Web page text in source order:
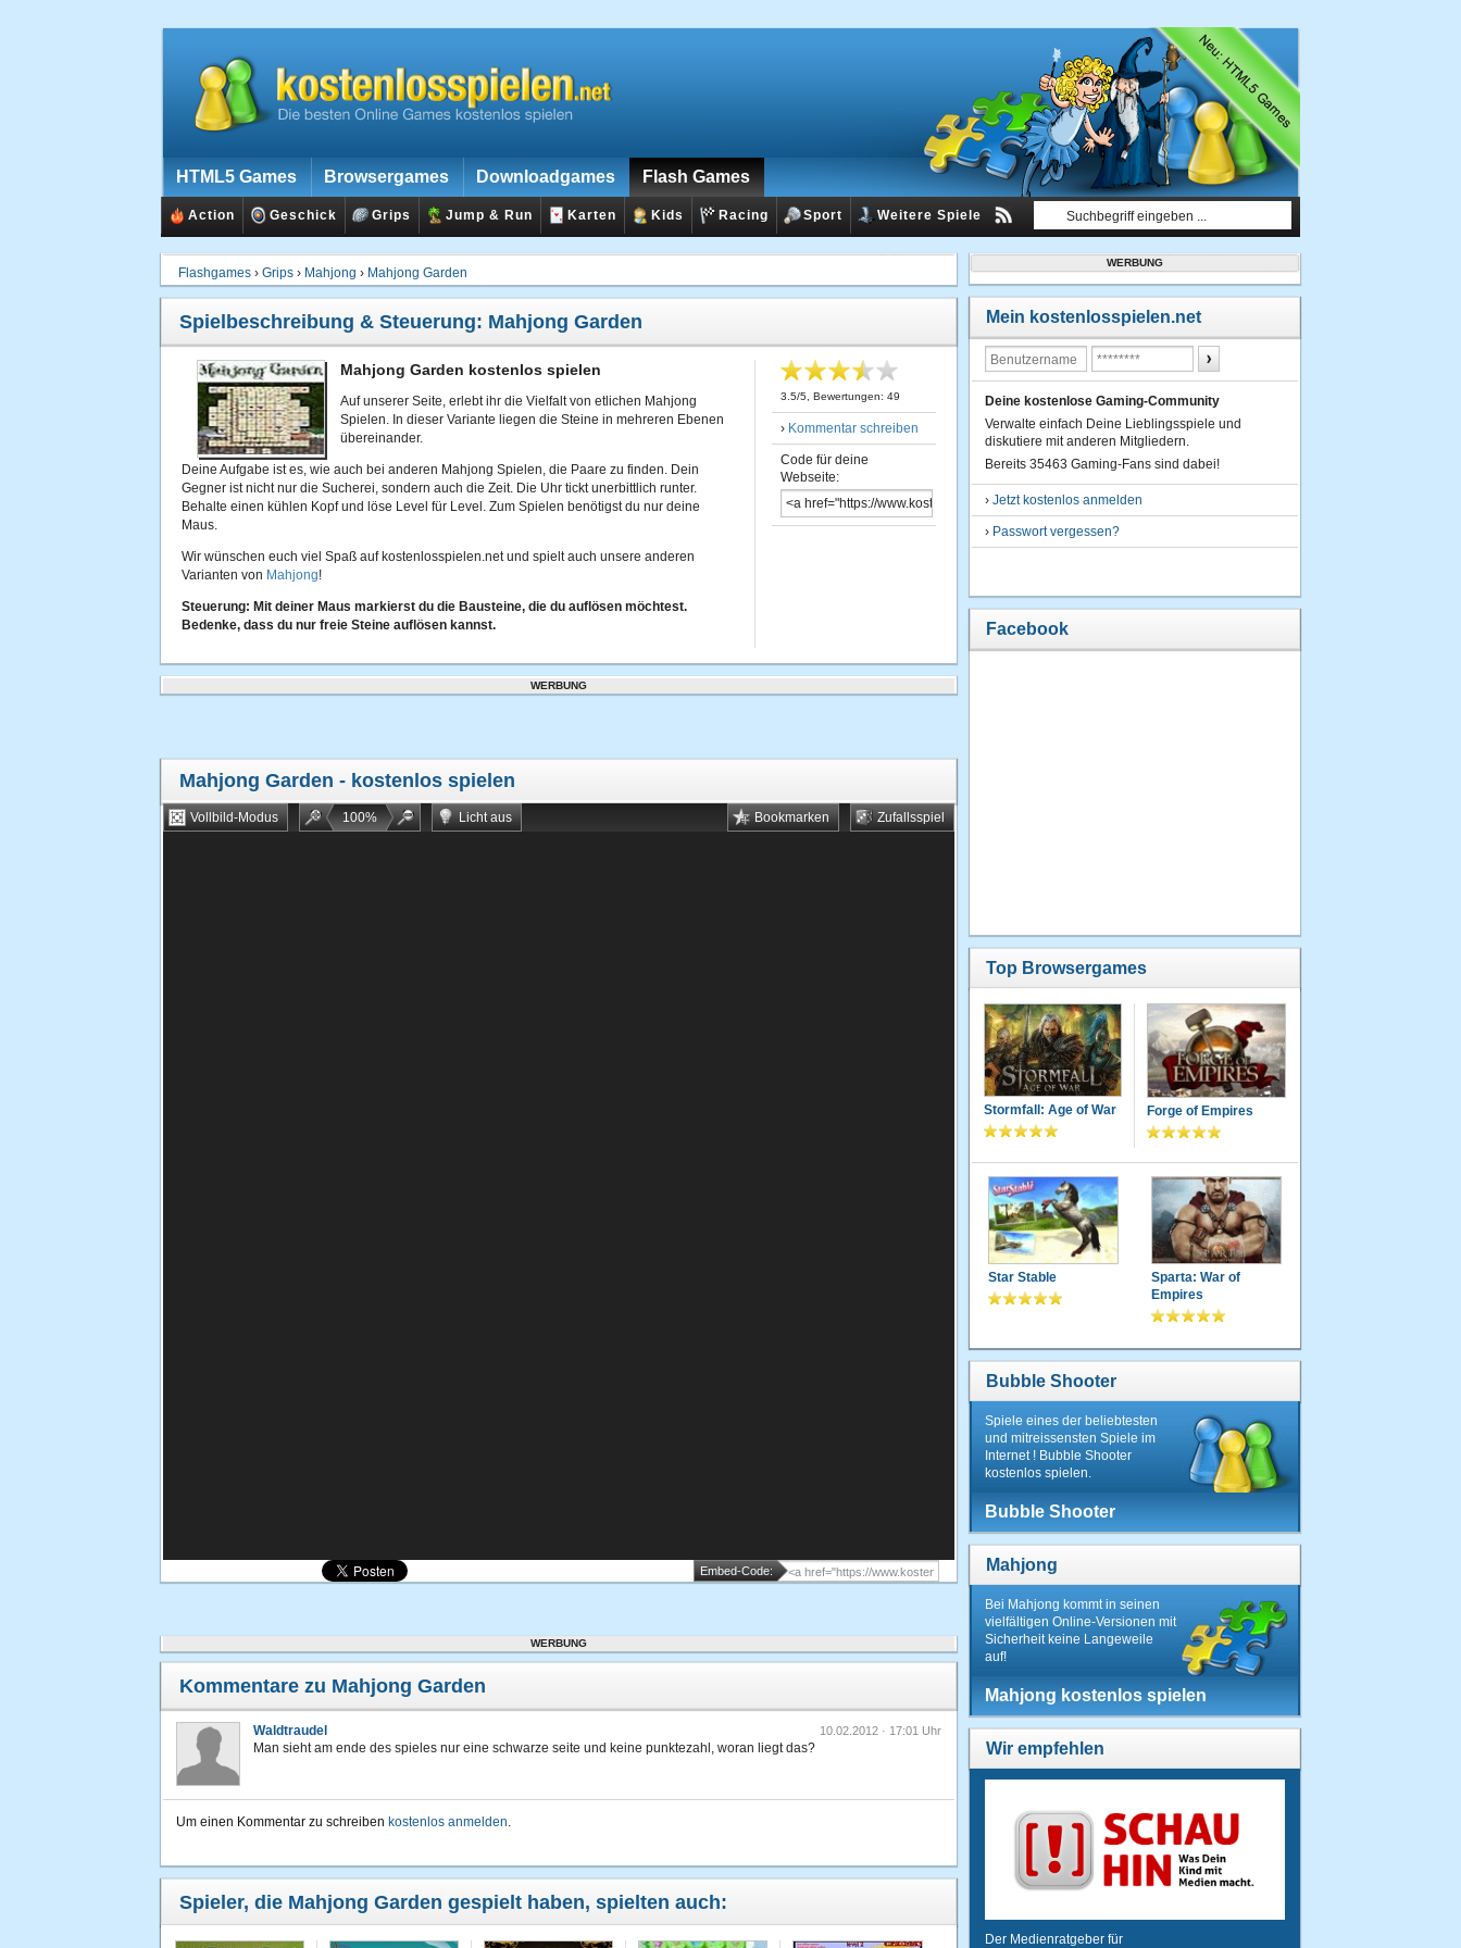
HTML5 Games Browsergames Downloadgames Flash Games
Action Geschick Grips Jump & Run Karten Kids Racing Sport Weitere Spiele
Flashgames › Grips › Mahjong › Mahjong Garden
Spielbeschreibung & Steuerung: Mahjong Garden
Mahjong Garden kostenlos spielen
Auf unserer Seite, erlebt ihr die Vielfalt von etlichen Mahjong
Spielen. In dieser Variante liegen die Steine in mehreren Ebenen
übereinander.
Deine Aufgabe ist es, wie auch bei anderen Mahjong Spielen, die Paare zu finden. Dein
Gegner ist nicht nur die Sucherei, sondern auch die Zeit. Die Uhr tickt unerbittlich runter.
Behalte einen kühlen Kopf und löse Level für Level. Zum Spielen benötigst du nur deine
Maus.
Wir wünschen euch viel Spaß auf kostenlosspielen.net und spielt auch unsere anderen
Varianten von Mahjong!
Steuerung: Mit deiner Maus markierst du die Bausteine, die du auflösen möchtest.
Bedenke, dass du nur freie Steine auflösen kannst.
3.5/5 , Bewertungen: 49
› Kommentar schreiben
Code für deine
Webseite:
WERBUNG
Mahjong Garden - kostenlos spielen
Vollbild-Modus 100% Licht aus Zufallsspiel
Bookmarken
Embed-Code:
WERBUNG
Kommentare zu Mahjong Garden
Waldtraudel 10.02.2012 · 17:01 Uhr
Man sieht am ende des spieles nur eine schwarze seite und keine punktezahl, woran liegt das?
Um einen Kommentar zu schreiben kostenlos anmelden.
Spieler, die Mahjong Garden gespielt haben, spielten auch:
WERBUNG
Mein kostenlosspielen.net
Deine kostenlose Gaming-Community
Verwalte einfach Deine Lieblingsspiele und
diskutiere mit anderen Mitgliedern.
Bereits 35463 Gaming-Fans sind dabei!
› Jetzt kostenlos anmelden
› Passwort vergessen?
Facebook
Top Browsergames
Stormfall: Age of War Forge of Empires
Star Stable
Sparta: War of
Empires
Bubble Shooter
Spiele eines der beliebtesten
und mitreissensten Spiele im
Internet ! Bubble Shooter
kostenlos spielen.
Bubble Shooter
Mahjong
Bei Mahjong kommt in seinen
vielfältigen Online-Versionen mit
Sicherheit keine Langeweile
auf!
Mahjong kostenlos spielen
Wir empfehlen
Der Medienratgeber für